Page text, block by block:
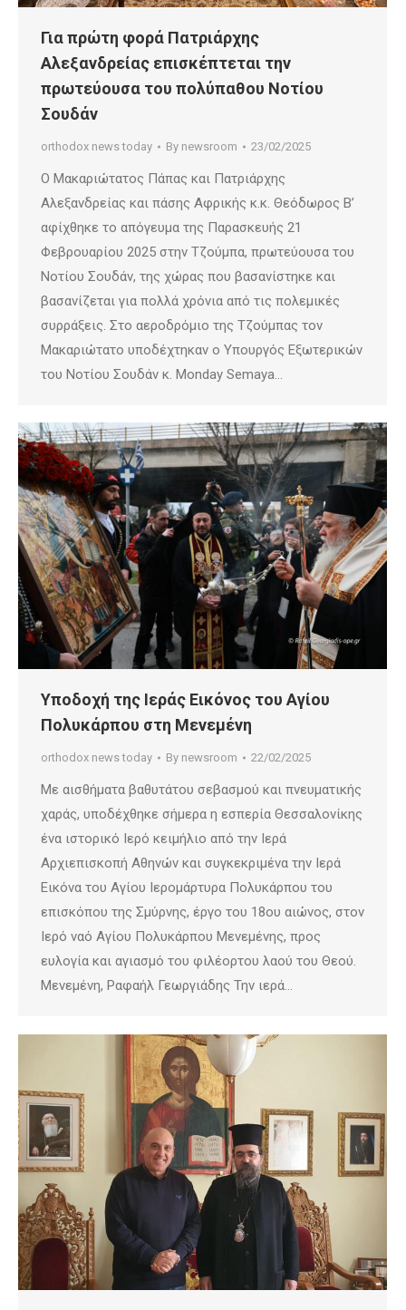
Για πρώτη φορά Πατριάρχης
Αλεξανδρείας επισκέπτεται την
πρωτεύουσα του πολύπαθου Νοτίου
Σουδάν
orthodox news today By newsroom 23/02/2025
Ο Μακαριώτατος Πάπας και Πατριάρχης
Αλεξανδρείας και πάσης Αφρικής κ.κ. Θεόδωρος Β’
αφίχθηκε το απόγευμα της Παρασκευής 21
Φεβρουαρίου 2025 στην Τζούμπα, πρωτεύουσα του
Νοτίου Σουδάν, της χώρας που βασανίστηκε και
βασανίζεται για πολλά χρόνια από τις πολεμικές
συρράξεις. Στο αεροδρόμιο της Τζούμπας τον
Μακαριώτατο υποδέχτηκαν ο Υπουργός Εξωτερικών
του Νοτίου Σουδάν κ. Monday Semaya…
Υποδοχή της Ιεράς Εικόνος του Αγίου
Πολυκάρπου στη Μενεμένη
orthodox news today By newsroom 22/02/2025
Με αισθήματα βαθυτάτου σεβασμού και πνευματικής
χαράς, υποδέχθηκε σήμερα η εσπερία Θεσσαλονίκης
ένα ιστορικό Ιερό κειμήλιο από την Ιερά
Αρχιεπισκοπή Αθηνών και συγκεκριμένα την Ιερά
Εικόνα του Αγίου Ιερομάρτυρα Πολυκάρπου του
επισκόπου της Σμύρνης, έργο του 18ου αιώνος, στον
Ιερό ναό Αγίου Πολυκάρπου Μενεμένης, προς
ευλογία και αγιασμό του φιλέορτου λαού του Θεού.
Μενεμένη, Ραφαήλ Γεωργιάδης Την ιερά…